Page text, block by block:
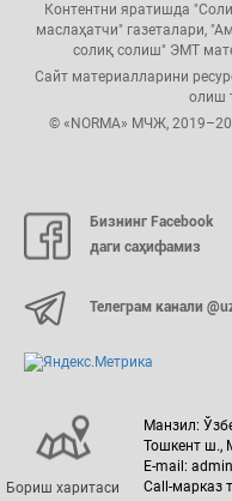
Контентни яратишда
маслаҳатчи" газеталари,
солиқ солиш" ЭМТ
Сайт материалларини
олиш
© «NORMA» МЧЖ,
Бизнинг Facebook
даги саҳифамиз
Телеграм канали
Бориш харитаси
Манзил:
Тошкент ш.,
E-mail:
Call-марказ